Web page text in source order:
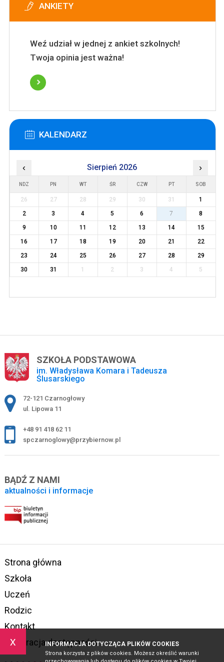
x INFORMACJA DOTYCZĄCA PLIKÓW COOKIES
Strona korzysta z plików cookies. Możesz określić warunki
ANKIETY
Weź udział w jednej z ankiet szkolnych!
Twoja opinia jest ważna!
KALENDARZ
‹ Sierpień 2026 ›
NDZ PN WT ŚR CZW PT SOB
26 27 28 29 30 31
1
2
3 4 5 6 7
8
9
10 11 12 13 14
15
16
17 18 19 20 21
22
23
24 25 26 27 28
29
30
31 1 2 3 4 5
SZKOŁA PODSTAWOWA
im. Władysława Komara i Tadeusza
Ślusarskiego
Adres pocztowy:
72-121 Czarnogłowy
ul. Lipowa 11
+48 91 418 62 11
spczarnoglowy@przybiernow.pl
BĄDŹ Z NAMI
aktualności i informacje
Strona główna
Szkoła
Uczeń
Rodzic
Kontakt
Deklaracja dostępności